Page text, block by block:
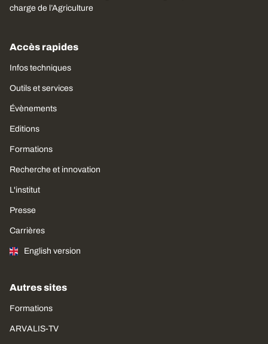
charge de l’Agriculture
Accès rapides
Infos techniques
Outils et services
Évènements
Editions
Formations
Recherche et innovation
L'institut
Presse
Carrières
English version
Autres sites
Formations
ARVALIS-TV